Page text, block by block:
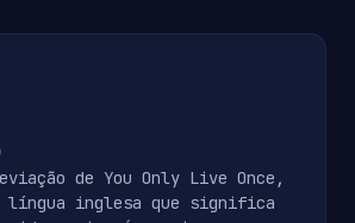
de You Only Live Once,
língua inglesa que significa